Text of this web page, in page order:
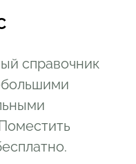
справочник